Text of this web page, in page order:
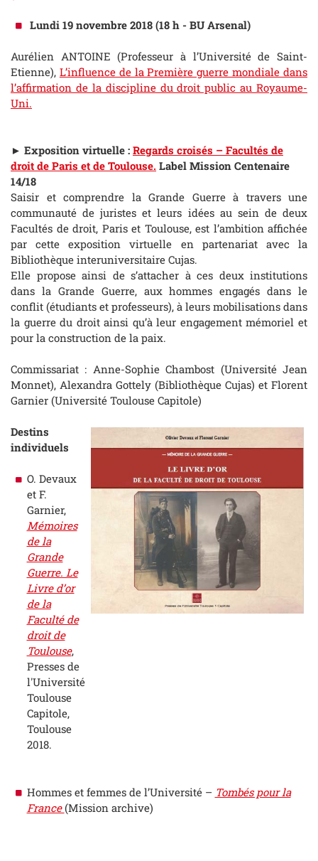
Lundi 19 novembre 2018 (18 h - BU Arsenal)
Aurélien ANTOINE (Professeur à l’Université de Saint-
Etienne), L’influence de la Première guerre mondiale dans
l’affirmation de la discipline du droit public au Royaume-
Uni.
► Exposition virtuelle : Regards croisés – Facultés de
droit de Paris et de Toulouse. Label Mission Centenaire
14/18
Saisir et comprendre la Grande Guerre à travers une
communauté de juristes et leurs idées au sein de deux
Facultés de droit, Paris et Toulouse, est l’ambition affichée
par cette exposition virtuelle en partenariat avec la
Bibliothèque interuniversitaire Cujas.
Elle propose ainsi de s’attacher à ces deux institutions
dans la Grande Guerre, aux hommes engagés dans le
conflit (étudiants et professeurs), à leurs mobilisations dans
la guerre du droit ainsi qu’à leur engagement mémoriel et
pour la construction de la paix.
Commissariat : Anne-Sophie Chambost (Université Jean
Monnet), Alexandra Gottely (Bibliothèque Cujas) et Florent
Garnier (Université Toulouse Capitole)
Destins
individuels
O. Devaux
et F.
Garnier,
Mémoires
de la
Grande
Guerre. Le
Livre d’or
de la
Faculté de
droit de
Toulouse,
Presses de
l'Université
Toulouse
Capitole,
Toulouse
2018.
Hommes et femmes de l’Université – Tombés pour la
France(Mission archive)